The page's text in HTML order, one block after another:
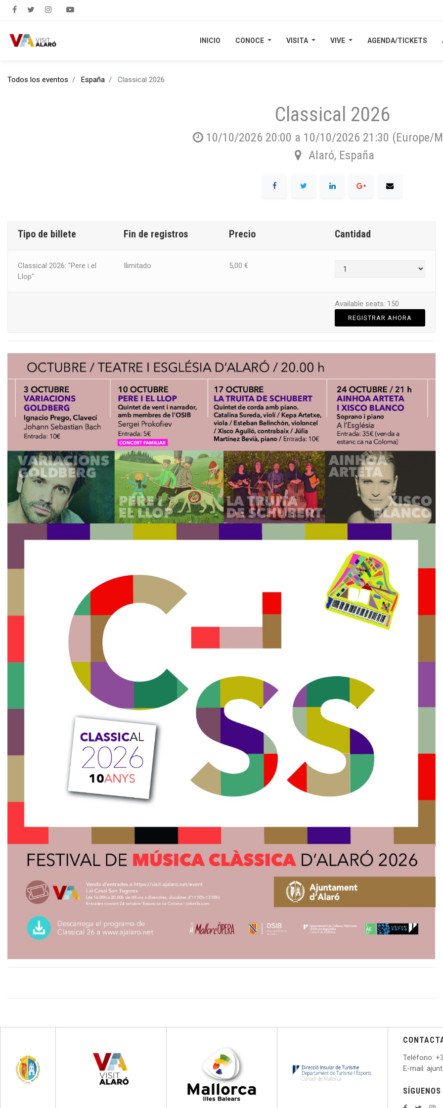
INICIO CONOCE VISITA VIVE AGENDA/TICKETS
INICIO CONOCE VISITA VIVE AGENDA/TICKETS
Todos los eventos España Classical 2026
Classical 2026
10/10/2026 20:00 a 10/10/2026 21:30 (Europe/
Alaró, España
Tipo de billete Fin de registros Precio Cantidad
Classical 2026: "Pere i el
Llop"
Ilimitado 5,00 €
Available seats: 150
REGISTRAR AHORA
Teléfono: +
E-mail:
SÍGUENOS